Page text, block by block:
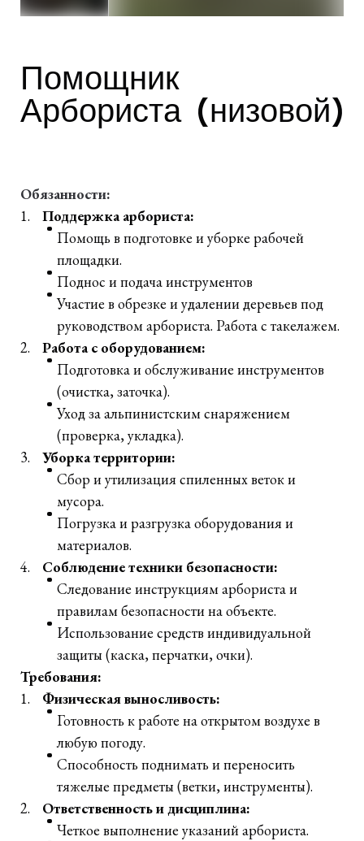
Помощник
Арбориста (низовой)
Обязанности:
Поддержка арбориста:
Помощь в подготовке и уборке рабочей
площадки.
Поднос и подача инструментов
Участие в обрезке и удалении деревьев под
руководством арбориста. Работа с такелажем.
Работа с оборудованием:
Подготовка и обслуживание инструментов
(очистка, заточка).
Уход за альпинистским снаряжением
(проверка, укладка).
Уборка территории:
Сбор и утилизация спиленных веток и
мусора.
Погрузка и разгрузка оборудования и
материалов.
Соблюдение техники безопасности:
Следование инструкциям арбориста и
правилам безопасности на объекте.
Использование средств индивидуальной
защиты (каска, перчатки, очки).
Требования:
Физическая выносливость:
Готовность к работе на открытом воздухе в
любую погоду.
Способность поднимать и переносить
тяжелые предметы (ветки, инструменты).
Ответственность и дисциплина:
Четкое выполнение указаний арбориста.